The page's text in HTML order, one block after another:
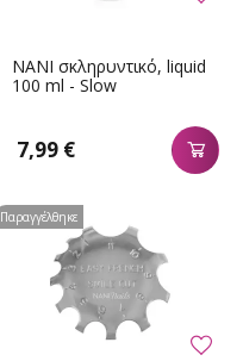
NANI σκληρυντικό, liquid
100 ml - Slow
7,99 €
Παραγγέλθηκε